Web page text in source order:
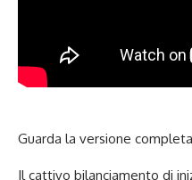
Guarda la versione
Il cattivo bilanciamento di